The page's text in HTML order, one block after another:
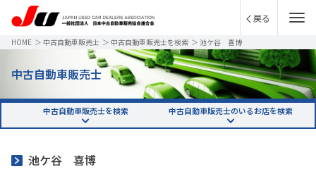
戻る
HOME ＞ 中古自動車販売士 ＞ 中古自動車販売士を検索 ＞ 池ケ谷 喜博
中古自動車販売士
中古自動車販売士を検索 中古自動車販売士のいるお店を検索
池ケ谷 喜博